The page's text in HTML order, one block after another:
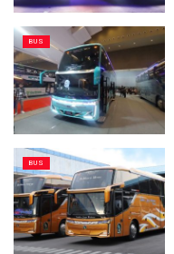
BUS
BUS